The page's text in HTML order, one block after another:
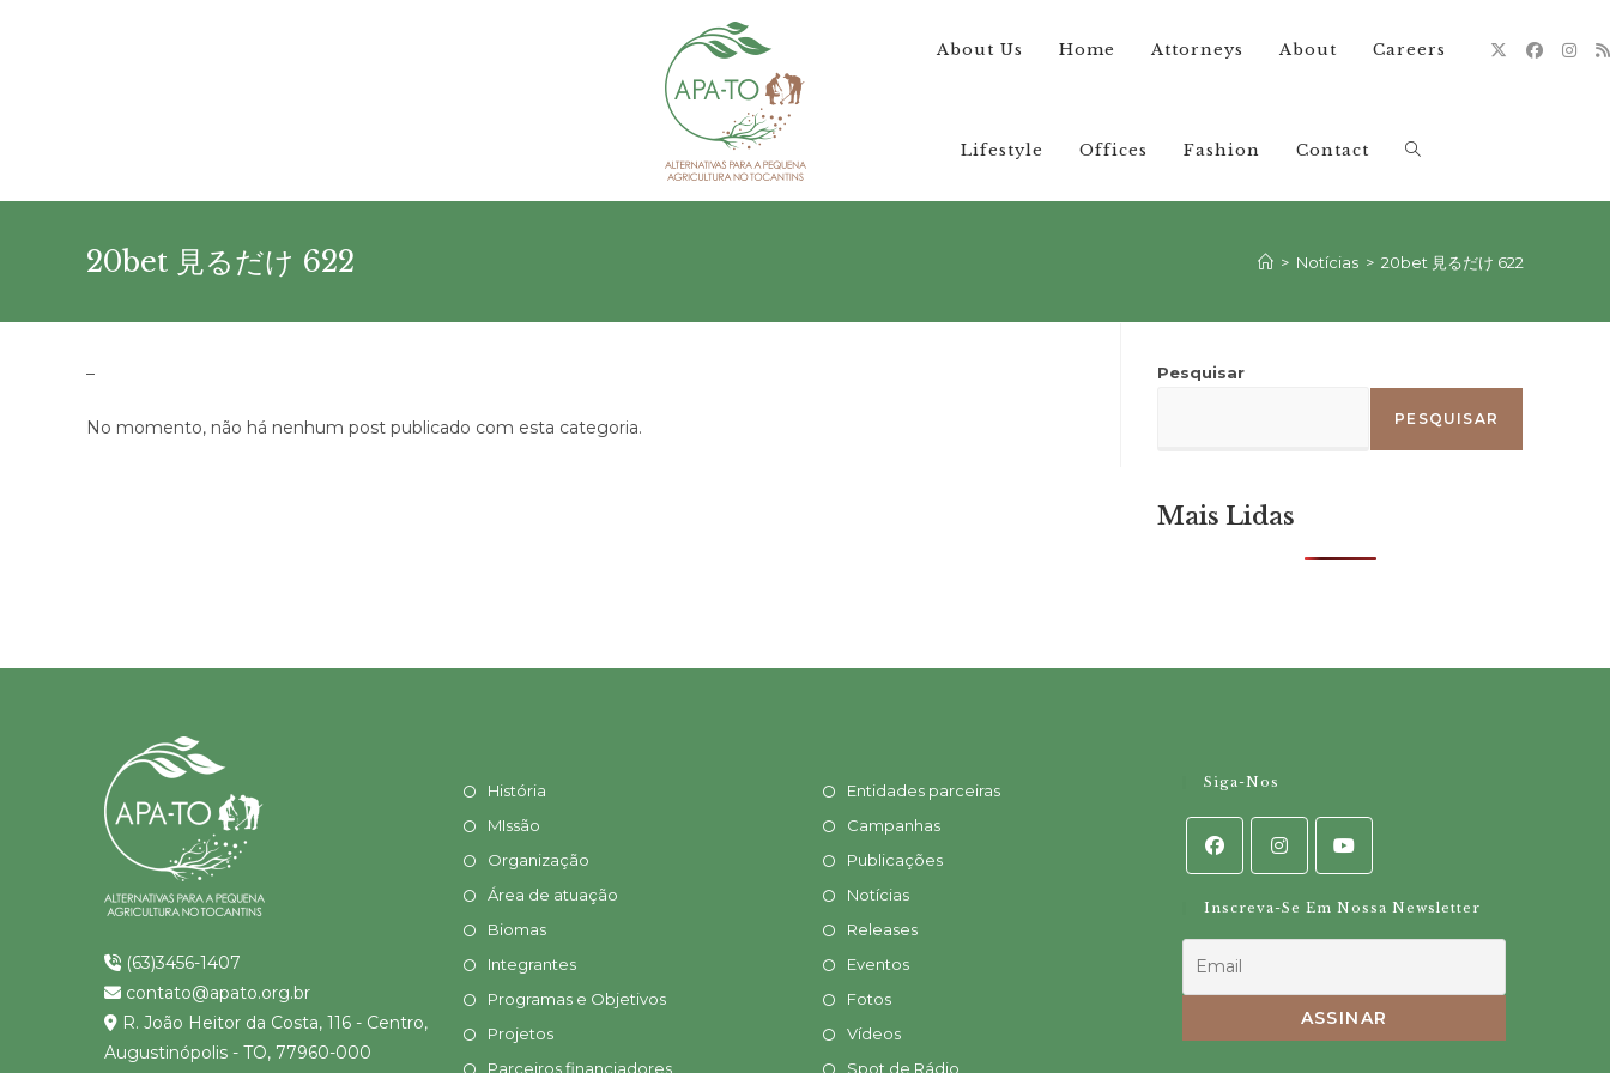
About Us Home Attorneys About Careers
Lifestyle Offices Fashion Contact Alternar
pesquisa
site
20bet 見るだけ 622 > Notícias > 20bet 見るだけ 622
–
No momento, não há nenhum post publicado com esta categoria.
Pesquisar
PESQUISAR
Mais Lidas
(63)3456-1407
contato@apato.org.br
R. João Heitor da Costa, 116 - Centro,
Augustinópolis - TO, 77960-000
História
MIssão
Organização
Área de atuação
Biomas
Integrantes
Programas e Objetivos
Projetos
Parceiros financiadores
Entidades parceiras
Campanhas
Publicações
Notícias
Releases
Eventos
Fotos
Vídeos
Spot de Rádio
Siga-Nos
Inscreva-Se Em Nossa Newsletter